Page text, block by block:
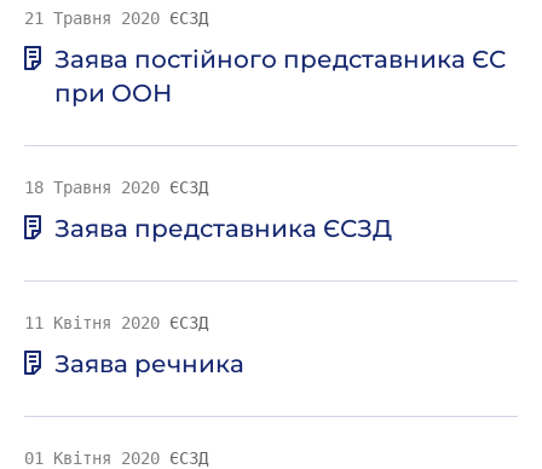
21 Травня 2020 ЄСЗД
Заява постійного представника ЄС
при ООН
18 Травня 2020 ЄСЗД
Заява представника ЄСЗД
11 Квітня 2020 ЄСЗД
Заява речника
01 Квітня 2020 ЄСЗД